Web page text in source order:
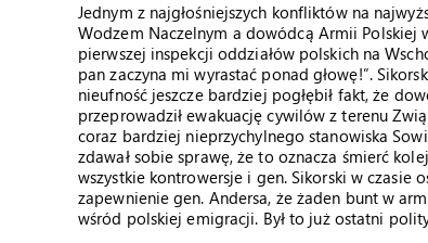
Jednym z najgłośniejszych konfliktów na
Wodzem Naczelnym a dowódcą Armii Polskiej
pierwszej inspekcji oddziałów polskich na
pan zaczyna mi wyrastać ponad głowę!”.
nieufność jeszcze bardziej pogłębił fakt, że
przeprowadził ewakuację cywilów z terenu
coraz bardziej nieprzychylnego stanowiska
zdawał sobie sprawę, że to oznacza śmierć
wszystkie kontrowersje i gen. Sikorski w czasie
zapewnienie gen. Andersa, że żaden bunt w
wśród polskiej emigracji. Był to już ostatni